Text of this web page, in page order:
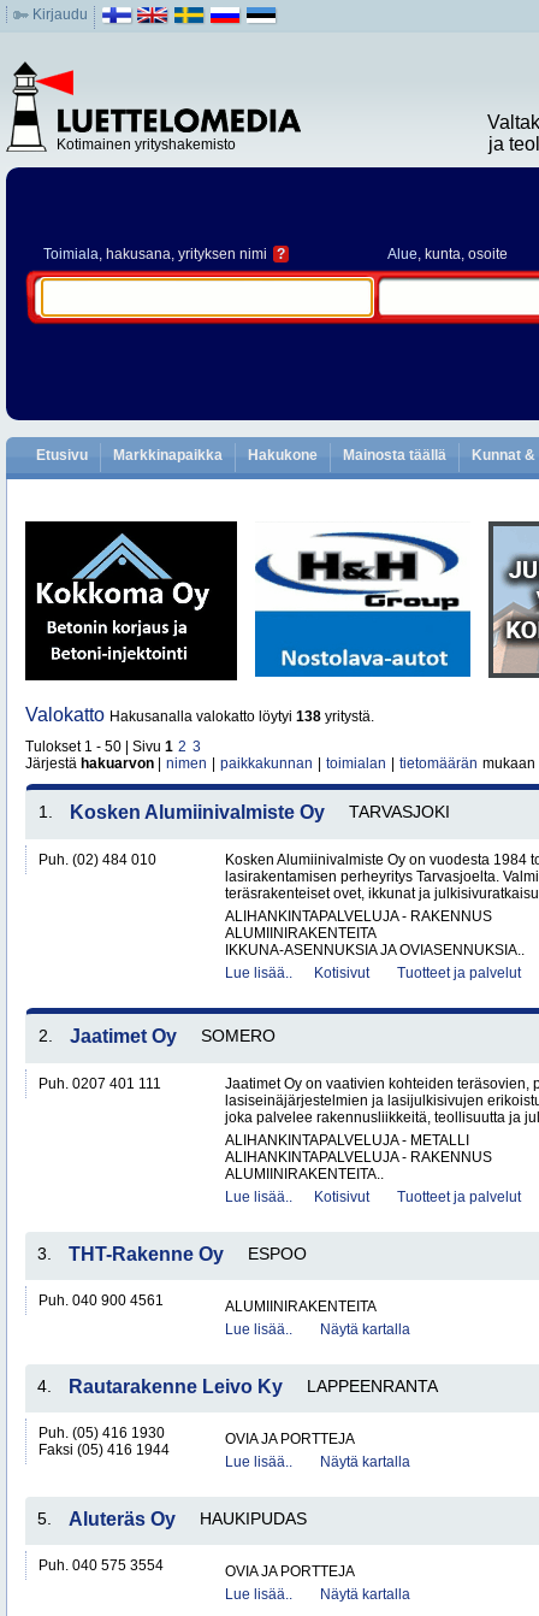
Kirjaudu
Kotimainen yrityshakemisto
ja
Toimiala, hakusana, yrityksen nimi ? Alue, kunta, osoite
Etusivu Markkinapaikka Hakukone Mainosta täällä Kunnat
Valokatto Hakusanalla valokatto löytyi 138 yritystä.
Tulokset 1 - 50 | Sivu 1 2 3
Järjestä hakuarvon nimen paikkakunnan toimialan tietomäärän mukaan
1. Kosken Alumiinivalmiste Oy TARVASJOKI
Puh. (02) 484 010
Kosken Alumiinivalmiste Oy on vuodesta 1984
lasirakentamisen perheyritys Tarvasjoelta.
teräsrakenteiset ovet, ikkunat ja
ALIHANKINTAPALVELUJA - RAKENNUS
ALUMIINIRAKENTEITA
IKKUNA-ASENNUKSIA JA OVIASENNUKSIA..
Lue lisää..
Kotisivut Tuotteet ja palvelut
2. Jaatimet Oy SOMERO
Puh. 0207 401 111
Jaatimet Oy on vaativien kohteiden teräsovien,
lasiseinäjärjestelmien ja lasijulkisivujen
joka palvelee rakennusliikkeitä, teollisuutta ja
ALIHANKINTAPALVELUJA - METALLI
ALIHANKINTAPALVELUJA - RAKENNUS
ALUMIINIRAKENTEITA..
Lue lisää..
Kotisivut Tuotteet ja palvelut
3. THT-Rakenne Oy ESPOO
Puh. 040 900 4561
ALUMIINIRAKENTEITA
Lue lisää..
Näytä kartalla
4. Rautarakenne Leivo Ky LAPPEENRANTA
Puh. (05) 416 1930
Faksi (05) 416 1944
OVIA JA PORTTEJA
Lue lisää..
Näytä kartalla
5. Aluteräs Oy HAUKIPUDAS
Puh. 040 575 3554
OVIA JA PORTTEJA
Lue lisää..
Näytä kartalla